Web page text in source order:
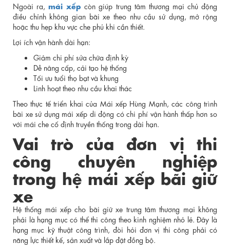
Ngoài ra,mái xếp còn giúp trung tâm thương mại chủ động
điều chỉnh không gian bãi xe theo nhu cầu sử dụng, mở rộng
hoặc thu hẹp khu vực che phủ khi cần thiết.
Lợi ích vận hành dài hạn:
Giảm chi phí sửa chữa định kỳ
Dễ nâng cấp, cải tạo hệ thống
Tối ưu tuổi thọ bạt và khung
Linh hoạt theo nhu cầu khai thác
Theo thực tế triển khai của Mái xếp Hùng Mạnh, các công trình
bãi xe sử dụng mái xếp di động có chi phí vận hành thấp hơn so
với mái che cố định truyền thống trong dài hạn.
Vai trò của đơn vị thi
công chuyên nghiệp
trong hệ mái xếp bãi giữ
xe
Hệ thống mái xếp cho bãi giữ xe trung tâm thương mại không
phải là hạng mục có thể thi công theo kinh nghiệm nhỏ lẻ. Đây là
hạng mục kỹ thuật công trình, đòi hỏi đơn vị thi công phải có
năng lực thiết kế, sản xuất và lắp đặt đồng bộ.